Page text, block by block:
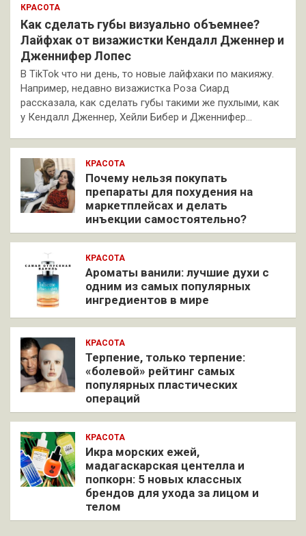
КРАСОТА
Как сделать губы визуально объемнее?
Лайфхак от визажистки Кендалл Дженнер и
Дженнифер Лопес
В TikTok что ни день, то новые лайфхаки по макияжу.
Например, недавно визажистка Роза Сиард
рассказала, как сделать губы такими же пухлыми, как
у Кендалл Дженнер, Хейли Бибер и Дженнифер…
КРАСОТА
Почему нельзя покупать
препараты для похудения на
маркетплейсах и делать
инъекции самостоятельно?
КРАСОТА
Ароматы ванили: лучшие духи с
одним из самых популярных
ингредиентов в мире
КРАСОТА
Терпение, только терпение:
«болевой» рейтинг самых
популярных пластических
операций
КРАСОТА
Икра морских ежей,
мадагаскарская центелла и
попкорн: 5 новых классных
брендов для ухода за лицом и
телом